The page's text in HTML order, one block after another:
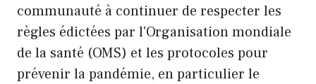
communauté à continuer de respecter les
règles édictées par l'Organisation mondiale
de la santé (OMS) et les protocoles pour
prévenir la pandémie, en particulier le